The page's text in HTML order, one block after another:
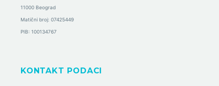
11000 Beograd
Matični broj: 07425449
PIB: 100134767
KONTAKT PODACI